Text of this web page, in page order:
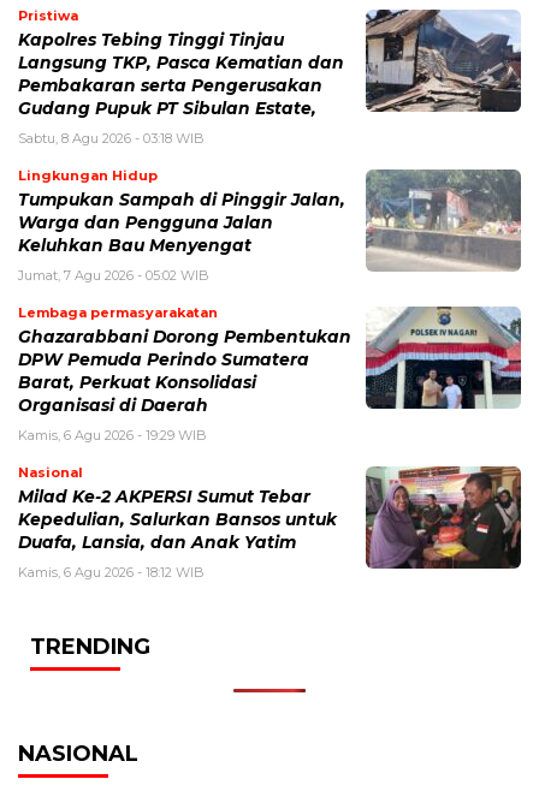
Pristiwa
Kapolres Tebing Tinggi Tinjau
Langsung TKP, Pasca Kematian dan
Pembakaran serta Pengerusakan
Gudang Pupuk PT Sibulan Estate,
Sabtu, 8 Agu 2026 - 03:18 WIB
Lingkungan Hidup
Tumpukan Sampah di Pinggir Jalan,
Warga dan Pengguna Jalan
Keluhkan Bau Menyengat
Jumat, 7 Agu 2026 - 05:02 WIB
Lembaga permasyarakatan
Ghazarabbani Dorong Pembentukan
DPW Pemuda Perindo Sumatera
Barat, Perkuat Konsolidasi
Organisasi di Daerah
Kamis, 6 Agu 2026 - 19:29 WIB
Nasional
Milad Ke-2 AKPERSI Sumut Tebar
Kepedulian, Salurkan Bansos untuk
Duafa, Lansia, dan Anak Yatim
Kamis, 6 Agu 2026 - 18:12 WIB
TRENDING
NASIONAL